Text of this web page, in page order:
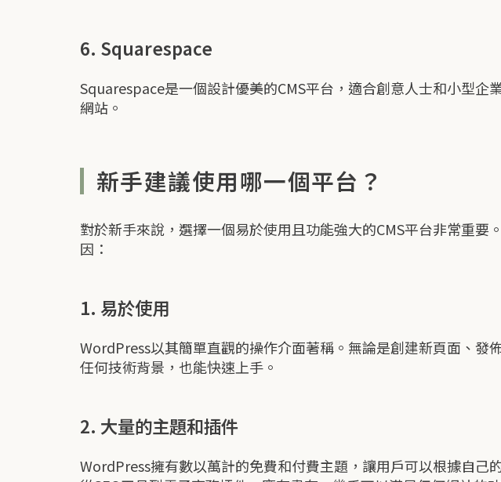
6. Squarespace
Squarespace是一個設計優美的CMS平台，適合創意人士和小型
網站。
新手建議使用哪一個平台？
對於新手來說，選擇一個易於使用且功能強大的CMS平台非常重
因：
1. 易於使用
WordPress以其簡單直觀的操作介面著稱。無論是創建新頁面、
任何技術背景，也能快速上手。
2. 大量的主題和插件
WordPress擁有數以萬計的免費和付費主題，讓用戶可以根據自己